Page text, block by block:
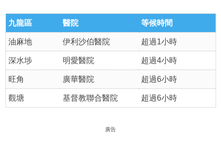
九龍區 醫院 等候時間
油麻地 伊利沙伯醫院 超過1小時
深水埗 明愛醫院 超過4小時
旺角 廣華醫院 超過6小時
觀塘 基督教聯合醫院 超過6小時
廣告